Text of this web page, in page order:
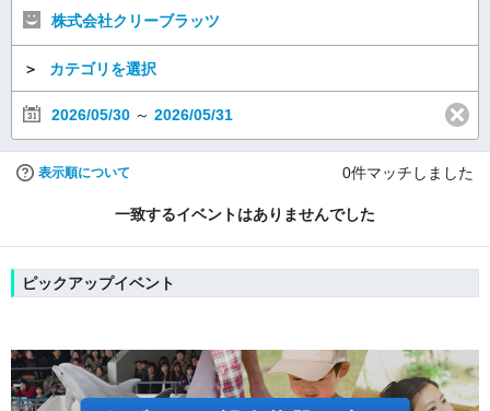
株式会社クリーブラッツ
＞ カテゴリを選択
2026/05/30 ～ 2026/05/31
表示順について 0件マッチしました
一致するイベントはありませんでした
ピックアップイベント